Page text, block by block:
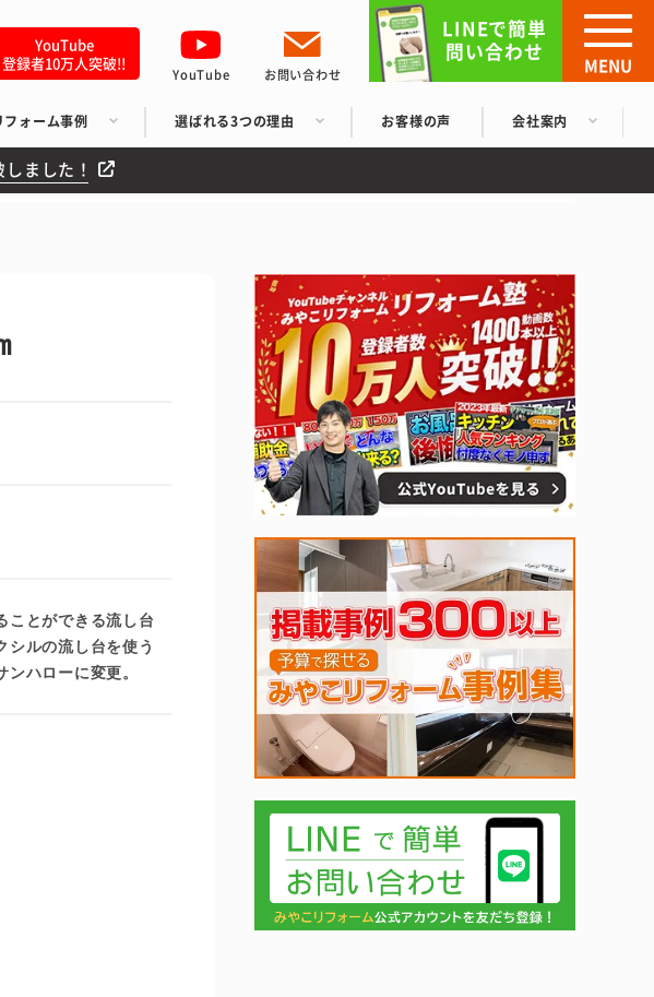
YouTube
登録者10万人突破!!
YouTube お問い合わせ
フォーム事例 選ばれる3つの理由 お客様の声 会社案内
ました！
LINEで簡単
問い合わせ
MENU
ことができる流し台
シルの流し台を使う
ハローに変更。